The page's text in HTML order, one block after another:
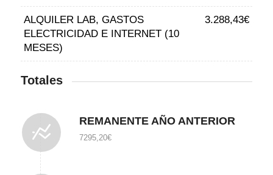
ALQUILER LAB, GASTOS
ELECTRICIDAD E INTERNET (10
MESES)
3.288,43€
Totales
REMANENTE AÑO ANTERIOR
7295,20€